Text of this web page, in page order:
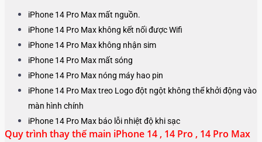
iPhone 14 Pro Max mất nguồn.
iPhone 14 Pro Max không kết nối được Wifi
iPhone 14 Pro Max không nhận sim
iPhone 14 Pro Max mất sóng
iPhone 14 Pro Max nóng máy hao pin
iPhone 14 Pro Maxtreo Logo đột ngột không thể khởi động vào
màn hình chính
iPhone 14 Pro Max báo lỗi nhiệt độ khi sạc
Quy trình thay thế main iPhone 14 , 14 Pro , 14 Pro Max